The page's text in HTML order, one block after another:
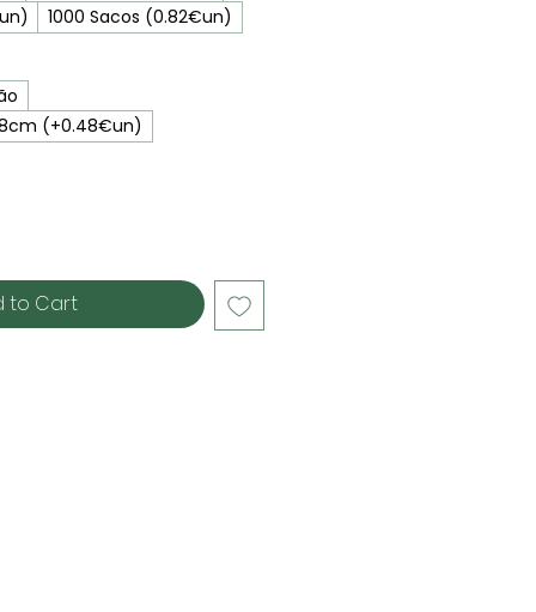
1000 Sacos (0.82€un)
(+0.48€un)
to Cart